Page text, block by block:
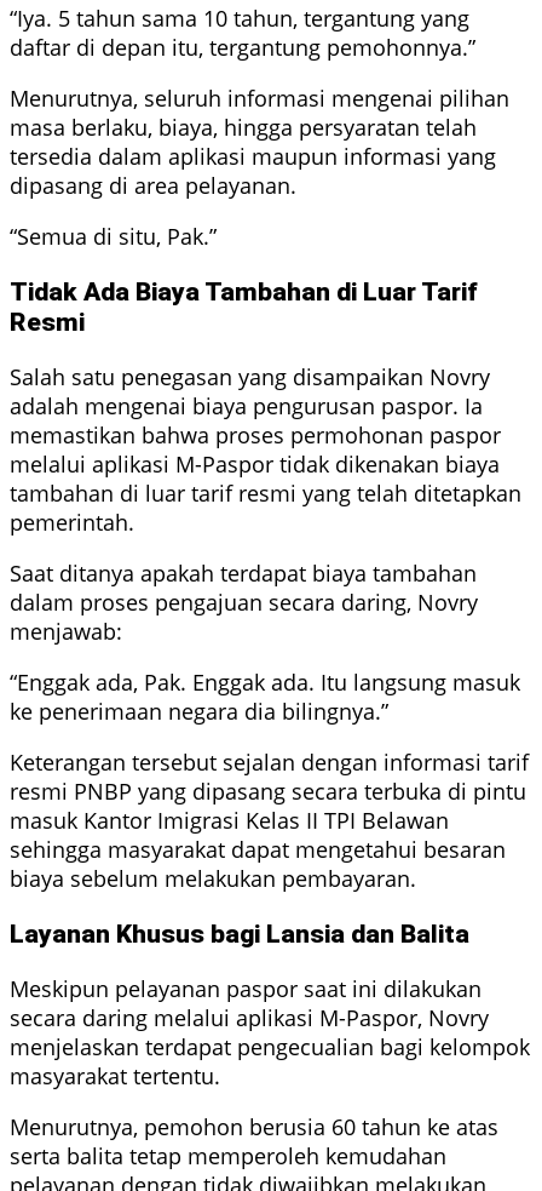
“Iya. 5 tahun sama 10 tahun, tergantung yang
daftar di depan itu, tergantung pemohonnya.”
Menurutnya, seluruh informasi mengenai pilihan
masa berlaku, biaya, hingga persyaratan telah
tersedia dalam aplikasi maupun informasi yang
dipasang di area pelayanan.
“Semua di situ, Pak.”
Tidak Ada Biaya Tambahan di Luar Tarif
Resmi
Salah satu penegasan yang disampaikan Novry
adalah mengenai biaya pengurusan paspor. Ia
memastikan bahwa proses permohonan paspor
melalui aplikasi M-Paspor tidak dikenakan biaya
tambahan di luar tarif resmi yang telah ditetapkan
pemerintah.
Saat ditanya apakah terdapat biaya tambahan
dalam proses pengajuan secara daring, Novry
menjawab:
“Enggak ada, Pak. Enggak ada. Itu langsung masuk
ke penerimaan negara dia bilingnya.”
Keterangan tersebut sejalan dengan informasi tarif
resmi PNBP yang dipasang secara terbuka di pintu
masuk Kantor Imigrasi Kelas II TPI Belawan
sehingga masyarakat dapat mengetahui besaran
biaya sebelum melakukan pembayaran.
Layanan Khusus bagi Lansia dan Balita
Meskipun pelayanan paspor saat ini dilakukan
secara daring melalui aplikasi M-Paspor, Novry
menjelaskan terdapat pengecualian bagi kelompok
masyarakat tertentu.
Menurutnya, pemohon berusia 60 tahun ke atas
serta balita tetap memperoleh kemudahan
pelayanan dengan tidak diwajibkan melakukan